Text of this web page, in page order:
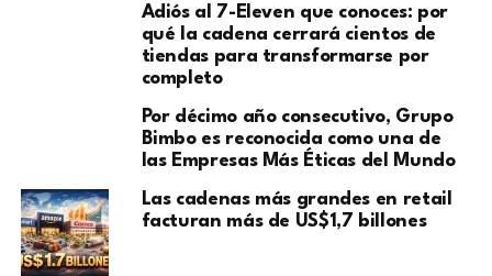
Adiós al 7-Eleven que conoces: por
qué la cadena cerrará cientos de
tiendas para transformarse por
completo
Por décimo año consecutivo, Grupo
Bimbo es reconocida como una de
las Empresas Más Éticas del Mundo
Las cadenas más grandes en retail
facturan más de US$1,7 billones